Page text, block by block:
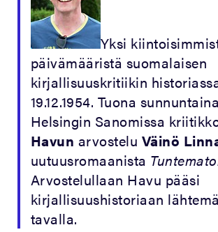
Yksi
päivämääristä suomalaisen
kirjallisuuskritiikin
19.12.1954. Tuona
Helsingin Sanomissa
Havun arvostelu Väinö
uutuusromaanista
Arvostelullaan Havu pääsi
kirjallisuushistoriaan
tavalla.